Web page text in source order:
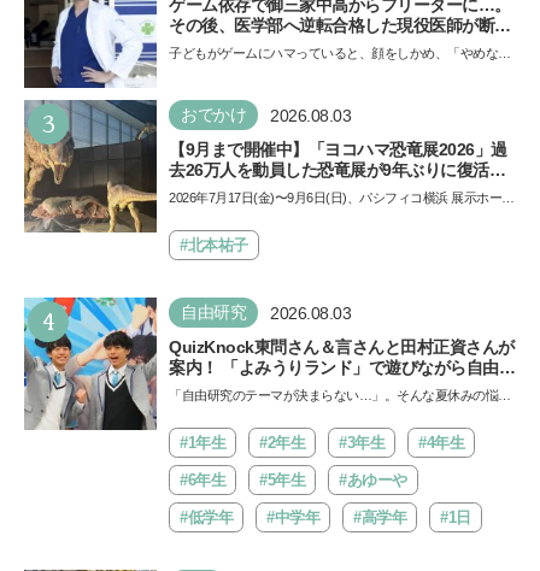
ゲーム依存で御三家中高からフリーターに…。
その後、医学部へ逆転合格した現役医師が断言
「ゲームの経験が受験勉強に役立った」そう考
子どもがゲームにハマっていると、顔をしかめ、「やめなさ
い…
3 おでかけ 2026.08.03
【9月まで開催中】「ヨコハマ恐竜展2026」過
去26万人を動員した恐竜展が9年ぶりに復活！
夏休みのおでかけで楽しむポイントを完全ガイ
2026年7月17日(金)〜9月6日(日)、パシフィコ横浜 展示ホール
催…
#北本祐子
4 自由研究 2026.08.03
QuizKnock東問さん＆言さんと田村正資さんが
案内！ 「よみうりランド」で遊びながら自由研
究が進む期間限定イベントが開催
「自由研究のテーマが決まらない…」。そんな夏休みの悩み
バ!!…
#1年生 #2年生 #3年生 #4年生
#6年生 #5年生 #あゆーや
#低学年 #中学年 #高学年 #1日